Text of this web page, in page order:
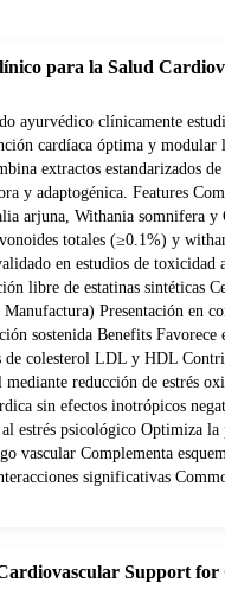
para la Salud
ayurvédico clínicamente
cardíaca óptima y modular
extractos estandarizados de
y adaptogénica. Features
arjuna, Withania somnifera y
totales (≥0.1%) y
en estudios de toxicidad
libre de estatinas sintéticas
Manufactura) Presentación en
sostenida Benefits Favorece
de colesterol LDL y HDL
reducción de estrés
sin efectos inotrópicos
estrés psicológico Optimiza
vascular Complementa
significativas
Support for